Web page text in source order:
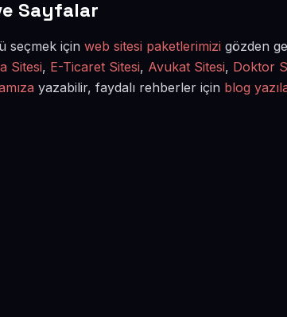
Sayfalar
seçmek için web sitesi paketlerimizi gözden
Sitesi, E-Ticaret Sitesi, Avukat Sitesi, Doktor
yazabilir, faydalı rehberler için blog